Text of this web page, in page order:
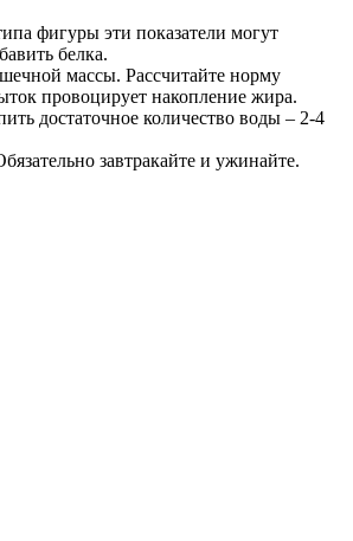
фигуры эти показатели могут
белка.
массы. Рассчитайте норму
провоцирует накопление жира.
достаточное количество воды – 2-4
завтракайте и ужинайте.